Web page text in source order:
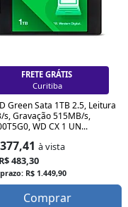
FRETE GRÁTIS
Curitiba
Green Sata 1TB 2.5, Leitura
s, Gravação 515MB/s,
WD CX 1 UN...
à vista
483,30
R$ 1.449,90
Comprar